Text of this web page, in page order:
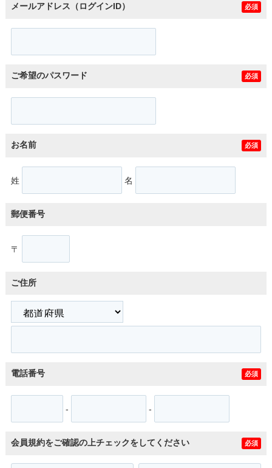
メールアドレス（ログインID） 必須
ご希望のパスワード 必須
お名前 必須
姓 名
郵便番号
〒
ご住所
電話番号 必須
- -
会員規約をご確認の上チェックをしてください 必須